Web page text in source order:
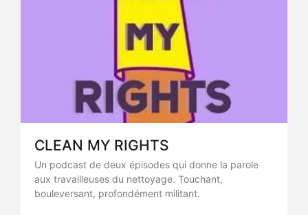
CLEAN MY RIGHTS
Un podcast de deux épisodes qui donne la parole
aux travailleuses du nettoyage. Touchant,
bouleversant, profondément militant.